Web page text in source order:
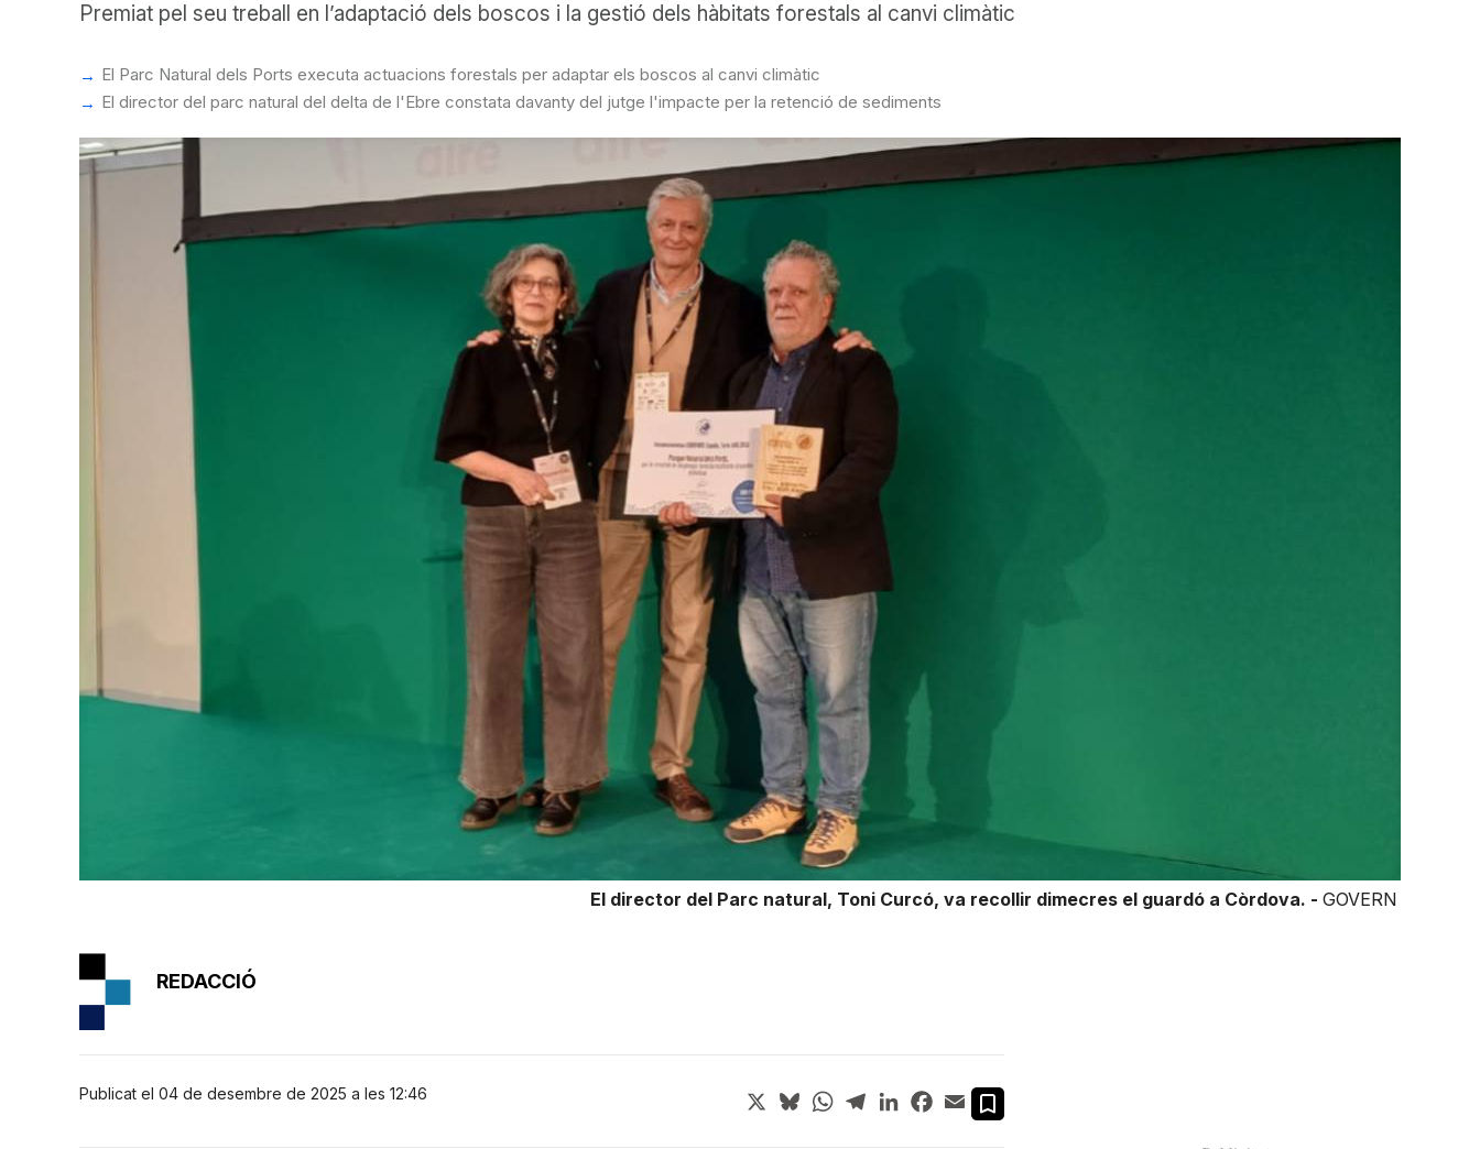
Premiat pel seu treball en l’adaptació dels boscos i la gestió dels hàbitats forestals al canvi climàtic
El Parc Natural dels Ports executa actuacions forestals per adaptar els boscos al canvi climàtic
El director del parc natural del delta de l'Ebre constata davanty del jutge l'impacte per la retenció de sediments
El director del Parc natural, Toni Curcó, va recollir dimecres el guardó a Còrdova. - GOVERN
REDACCIÓ
Publicat el 04 de desembre de 2025 a les 12:46 X BlueskyWhatsApp
TelegramLinkedInFacebook
Email